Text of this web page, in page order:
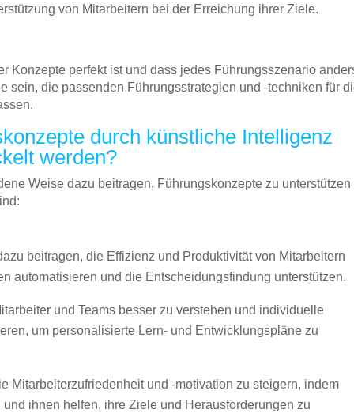
von Mitarbeitern bei der Erreichung ihrer Ziele.
Konzepte perfekt ist und dass jedes Führungsszenario
sein, die passenden Führungsstrategien und -techniken für
durch künstliche Intelligenz
werden?
Weise dazu beitragen, Führungskonzepte zu unterstützen
beitragen, die Effizienz und Produktivität von Mitarbeitern
automatisieren und die Entscheidungsfindung unterstützen.
und Teams besser zu verstehen und individuelle
um personalisierte Lern- und Entwicklungspläne zu
Mitarbeiterzufriedenheit und -motivation zu steigern, indem
ihnen helfen, ihre Ziele und Herausforderungen zu